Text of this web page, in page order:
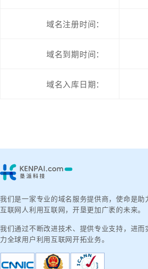
域名注册时间：
域名到期时间：
域名入库日期：
我们是一家专业的域名服务提供商，使命是助
互联网人利用互联网，开垦更加广袤的未来。
我们通过不断改进技术、提供专业支持，进而
力全球用户利用互联网开拓业务。